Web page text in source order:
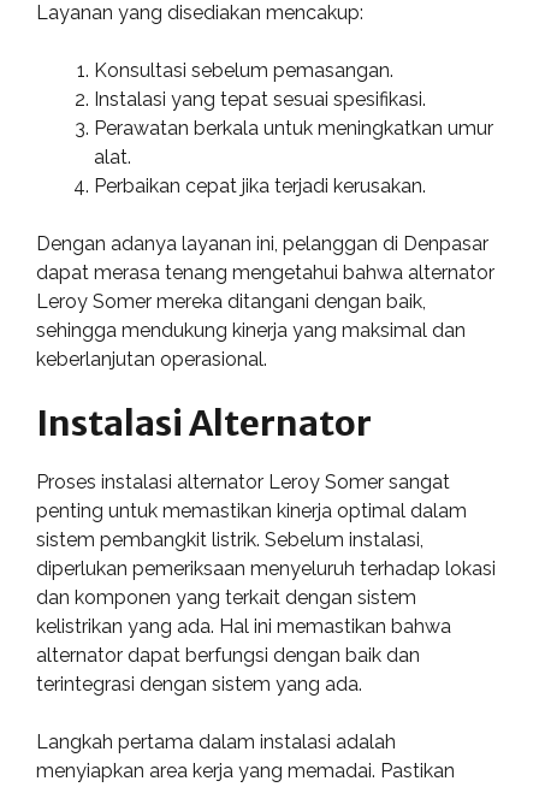
Layanan yang disediakan mencakup:
Konsultasi sebelum pemasangan.
Instalasi yang tepat sesuai spesifikasi.
Perawatan berkala untuk meningkatkan umur
alat.
Perbaikan cepat jika terjadi kerusakan.
Dengan adanya layanan ini, pelanggan di Denpasar
dapat merasa tenang mengetahui bahwa alternator
Leroy Somer mereka ditangani dengan baik,
sehingga mendukung kinerja yang maksimal dan
keberlanjutan operasional.
Instalasi Alternator
Proses instalasi alternator Leroy Somer sangat
penting untuk memastikan kinerja optimal dalam
sistem pembangkit listrik. Sebelum instalasi,
diperlukan pemeriksaan menyeluruh terhadap lokasi
dan komponen yang terkait dengan sistem
kelistrikan yang ada. Hal ini memastikan bahwa
alternator dapat berfungsi dengan baik dan
terintegrasi dengan sistem yang ada.
Langkah pertama dalam instalasi adalah
menyiapkan area kerja yang memadai. Pastikan